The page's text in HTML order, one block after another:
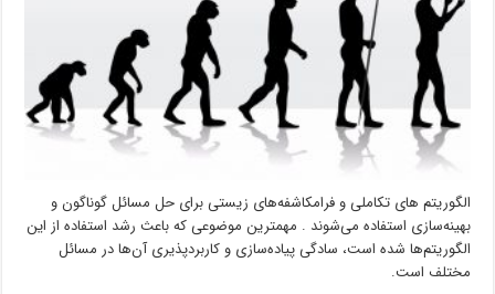
الگوریتم های تکاملی و فرامکاشفه‌های زیستی برای حل مسائل گوناگون و
بهینه‌سازی استفاده می‌شوند . مهمترین موضوعی که باعث رشد استفاده از این
الگوریتم‌ها شده است، سادگی پیاده‌سازی و کاربردپذیری آن‌ها در مسائل
مختلف است.